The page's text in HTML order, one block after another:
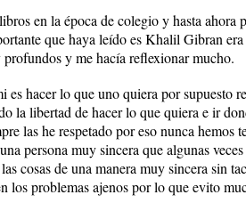
en la época de colegio y hasta ahora
que haya leído es Khalil Gibran
profundos y me hacía reflexionar mucho.
es hacer lo que uno quiera por supuesto
la libertad de hacer lo que quiera e ir
las he respetado por eso nunca hemos
persona muy sincera que algunas
cosas de una manera muy sincera sin
los problemas ajenos por lo que evito